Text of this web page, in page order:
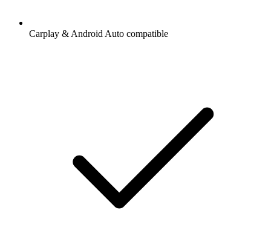
Carplay & Android Auto compatible